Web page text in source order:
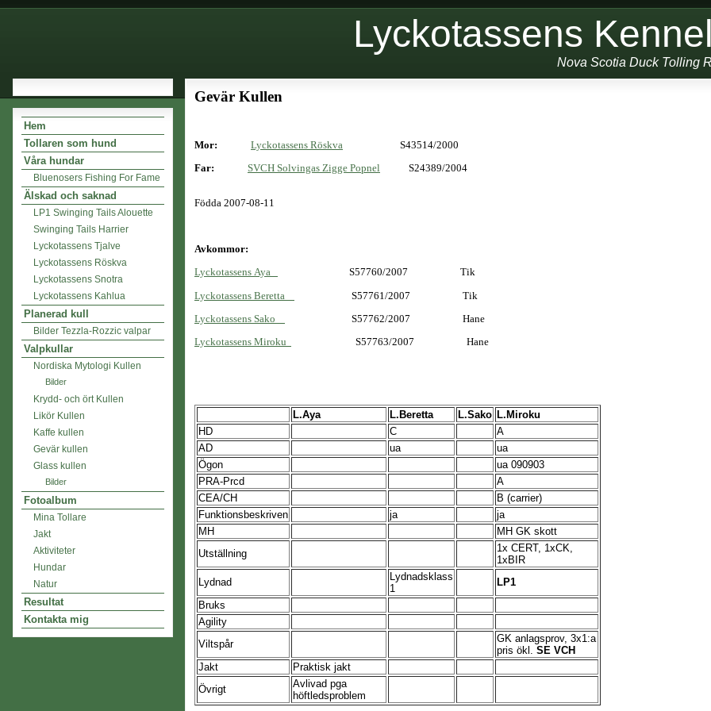
Lyckotassens Kennel
Nova Scotia Duck Tolling
Hem
Tollaren som hund
Våra hundar
Bluenosers Fishing For Fame
Älskad och saknad
LP1 Swinging Tails Alouette
Swinging Tails Harrier
Lyckotassens Tjalve
Lyckotassens Röskva
Lyckotassens Snotra
Lyckotassens Kahlua
Planerad kull
Bilder Tezzla-Rozzic valpar
Valpkullar
Nordiska Mytologi Kullen
Bilder
Krydd- och ört Kullen
Likör Kullen
Kaffe kullen
Gevär kullen
Glass kullen
Bilder
Fotoalbum
Mina Tollare
Jakt
Aktiviteter
Hundar
Natur
Resultat
Kontakta mig
Gevär Kullen
Mor: Lyckotassens Röskva S43514/2000
Far:
SVCH Solvingas Zigge Popnel S24389/2004
Födda 2007-08-11
Avkommor:
Lyckotassens Aya
S57760/2007 Tik
Lyckotassens Beretta
S57761/2007 Tik
Lyckotassens Sako
S57762/2007 Hane
Lyckotassens Miroku
S57763/2007 Hane
L.Aya L.Beretta L.Sako L.Miroku
HD
C
A
AD
ua
ua
Ögon
ua 090903
PRA-Prcd
A
CEA/CH
B (carrier)
Funktionsbeskriven
ja
ja
MH
MH GK skott
Utställning
1x CERT, 1xCK,
1xBIR
Lydnad
Lydnadsklass
1
LP1
Bruks
Agility
Viltspår
GK anlagsprov, 3x1:a
pris ökl. SE VCH
Jakt
Praktisk jakt
Övrigt
Avlivad pga
höftledsproblem